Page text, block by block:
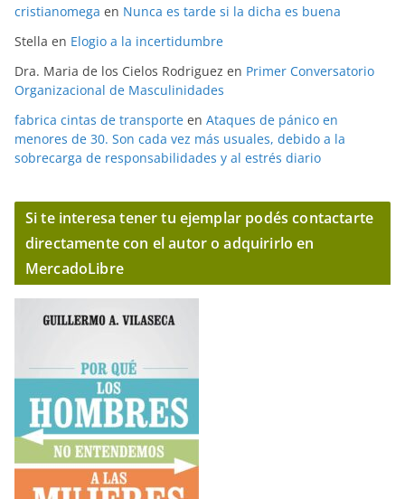
cristianomega en Nunca es tarde si la dicha es buena
Stella en Elogio a la incertidumbre
Dra. Maria de los Cielos Rodriguez en Primer Conversatorio
Organizacional de Masculinidades
fabrica cintas de transporte en Ataques de pánico en
menores de 30. Son cada vez más usuales, debido a la
sobrecarga de responsabilidades y al estrés diario
Si te interesa tener tu ejemplar podés contactarte
directamente con el autor o adquirirlo en
MercadoLibre